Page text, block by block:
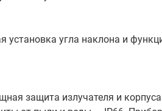
установка угла наклона и
защита излучателя и